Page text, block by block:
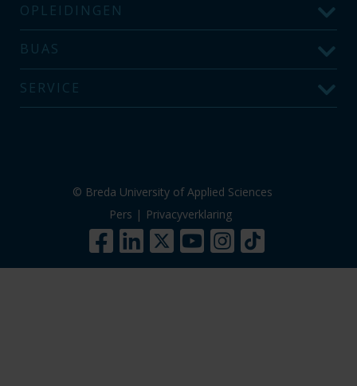
OPLEIDINGEN
BUAS
SERVICE
© Breda University of Applied Sciences
Pers | Privacyverklaring